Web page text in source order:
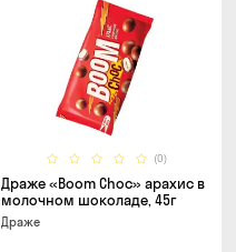
(0)
Драже «Boom Choc» арахис в
молочном шоколаде, 45г
Драже